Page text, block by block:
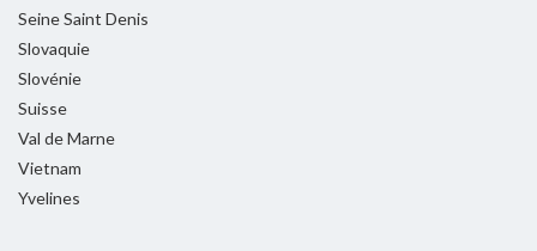
Seine Saint Denis
Slovaquie
Slovénie
Suisse
Val de Marne
Vietnam
Yvelines